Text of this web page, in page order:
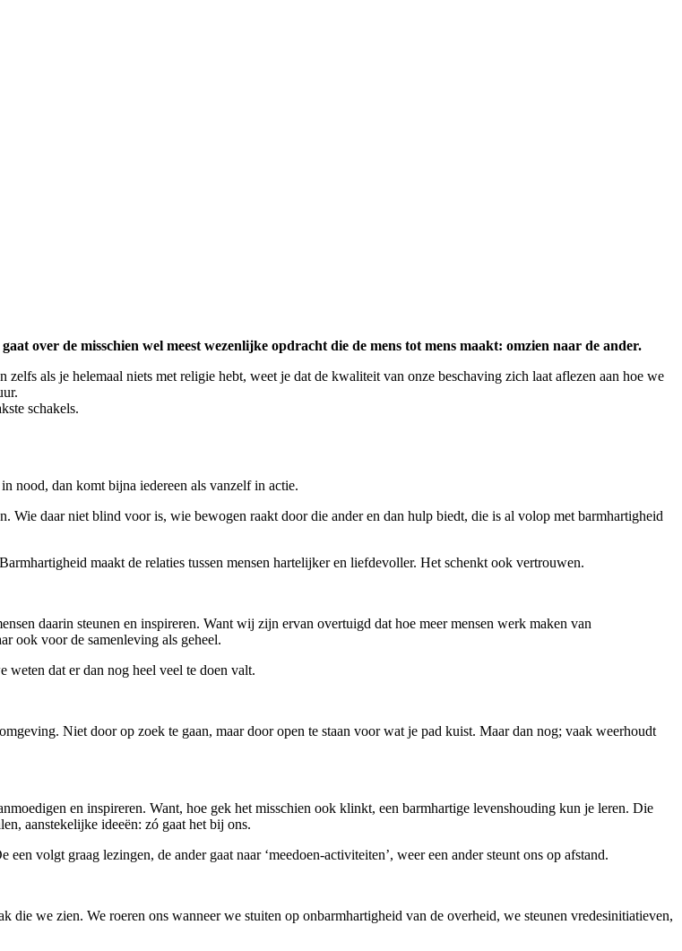
over de misschien wel meest wezenlijke opdracht die de mens tot mens maakt: omzien naar de ander.
als je helemaal niets met religie hebt, weet je dat de kwaliteit van onze beschaving zich laat aflezen aan hoe we
schakels.
nood, dan komt bijna iedereen als vanzelf in actie.
Wie daar niet blind voor is, wie bewogen raakt door die ander en dan hulp biedt, die is al volop met barmhartigheid
maakt de relaties tussen mensen hartelijker en liefdevoller. Het schenkt ook vertrouwen.
daarin steunen en inspireren. Want wij zijn ervan overtuigd dat hoe meer mensen werk maken van
ook voor de samenleving als geheel.
dat er dan nog heel veel te doen valt.
Niet door op zoek te gaan, maar door open te staan voor wat je pad kuist. Maar dan nog; vaak weerhoudt
en inspireren. Want, hoe gek het misschien ook klinkt, een barmhartige levenshouding kun je leren. Die
aanstekelijke ideeën: zó gaat het bij ons.
volgt graag lezingen, de ander gaat naar ‘meedoen-activiteiten’, weer een ander steunt ons op afstand.
we zien. We roeren ons wanneer we stuiten op onbarmhartigheid van de overheid, we steunen vredesinitiatieven,